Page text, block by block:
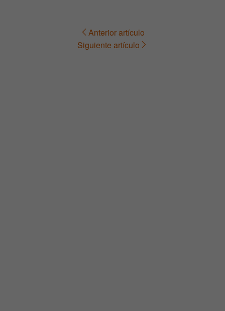
Navegación Anterior artículo
Siguiente artículo